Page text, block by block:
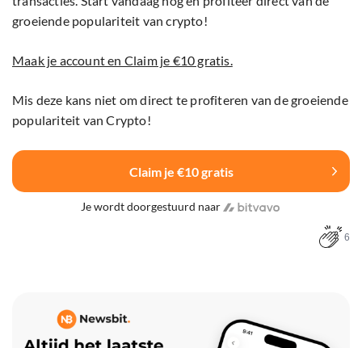
groeiende populariteit van crypto!
Maak je account en Claim je €10 gratis.
Mis deze kans niet om direct te profiteren van de groeiende
populariteit van Crypto!
Claim je €10 gratis
Je wordt doorgestuurd naar
6